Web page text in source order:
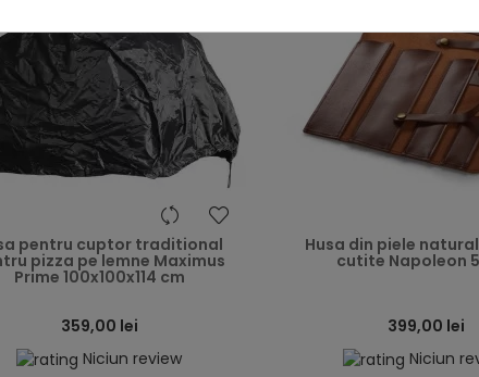
heart
pentru cuptor traditional
pizza pe lemne Maximus
Prime 100x100x114 cm
359,00 lei
Niciun review
Husa din piele
cutite Napoleon
399,00 lei
Niciun